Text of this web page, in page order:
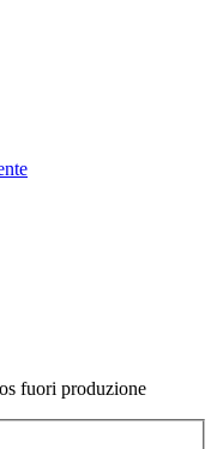
fuori produzione